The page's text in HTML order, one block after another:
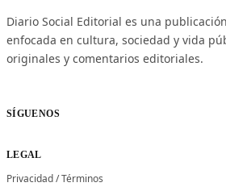
Diario Social Editorial es una
enfocada en cultura, sociedad y vida
originales y comentarios editoriales.
SÍGUENOS
LEGAL
Privacidad/Términos